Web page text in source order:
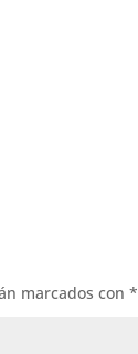
marcados con*